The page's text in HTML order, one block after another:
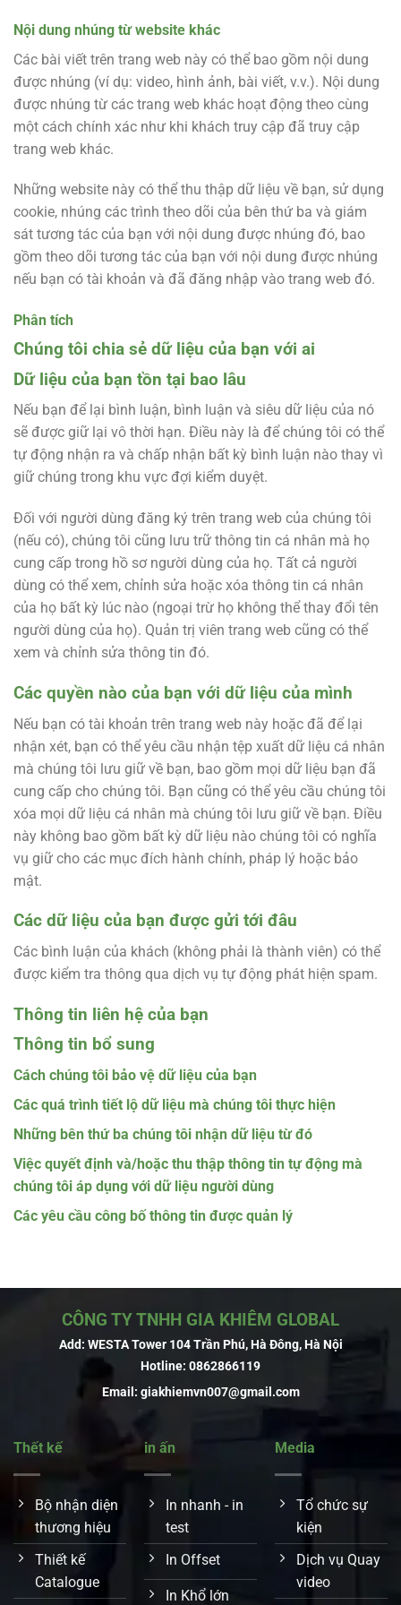
Nội dung nhúng từ website khác
Các bài viết trên trang web này có thể bao gồm nội dung
được nhúng (ví dụ: video, hình ảnh, bài viết, v.v.). Nội dung
được nhúng từ các trang web khác hoạt động theo cùng
một cách chính xác như khi khách truy cập đã truy cập
trang web khác.
Những website này có thể thu thập dữ liệu về bạn, sử dụng
cookie, nhúng các trình theo dõi của bên thứ ba và giám
sát tương tác của bạn với nội dung được nhúng đó, bao
gồm theo dõi tương tác của bạn với nội dung được nhúng
nếu bạn có tài khoản và đã đăng nhập vào trang web đó.
Phân tích
Chúng tôi chia sẻ dữ liệu của bạn với ai
Dữ liệu của bạn tồn tại bao lâu
Nếu bạn để lại bình luận, bình luận và siêu dữ liệu của nó
sẽ được giữ lại vô thời hạn. Điều này là để chúng tôi có thể
tự động nhận ra và chấp nhận bất kỳ bình luận nào thay vì
giữ chúng trong khu vực đợi kiểm duyệt.
Đối với người dùng đăng ký trên trang web của chúng tôi
(nếu có), chúng tôi cũng lưu trữ thông tin cá nhân mà họ
cung cấp trong hồ sơ người dùng của họ. Tất cả người
dùng có thể xem, chỉnh sửa hoặc xóa thông tin cá nhân
của họ bất kỳ lúc nào (ngoại trừ họ không thể thay đổi tên
người dùng của họ). Quản trị viên trang web cũng có thể
xem và chỉnh sửa thông tin đó.
Các quyền nào của bạn với dữ liệu của mình
Nếu bạn có tài khoản trên trang web này hoặc đã để lại
nhận xét, bạn có thể yêu cầu nhận tệp xuất dữ liệu cá nhân
mà chúng tôi lưu giữ về bạn, bao gồm mọi dữ liệu bạn đã
cung cấp cho chúng tôi. Bạn cũng có thể yêu cầu chúng tôi
xóa mọi dữ liệu cá nhân mà chúng tôi lưu giữ về bạn. Điều
này không bao gồm bất kỳ dữ liệu nào chúng tôi có nghĩa
vụ giữ cho các mục đích hành chính, pháp lý hoặc bảo
mật.
Các dữ liệu của bạn được gửi tới đâu
Các bình luận của khách (không phải là thành viên) có thể
được kiểm tra thông qua dịch vụ tự động phát hiện spam.
Thông tin liên hệ của bạn
Thông tin bổ sung
Cách chúng tôi bảo vệ dữ liệu của bạn
Các quá trình tiết lộ dữ liệu mà chúng tôi thực hiện
Những bên thứ ba chúng tôi nhận dữ liệu từ đó
Việc quyết định và/hoặc thu thập thông tin tự động mà
chúng tôi áp dụng với dữ liệu người dùng
Các yêu cầu công bố thông tin được quản lý
CÔNG TY TNHH GIA KHIÊM GLOBAL
Add: WESTA Tower 104 Trần Phú, Hà Đông, Hà Nội
Hotline: 0862866119
Email: giakhiemvn007@gmail.com
Thết kế
Bộ nhận diện
thương hiệu
Thiết kế
Catalogue
in ấn
In nhanh - in
test
In Offset
In Khổ lớn
Media
Tổ chức sự
kiện
Dịch vụ Quay
video